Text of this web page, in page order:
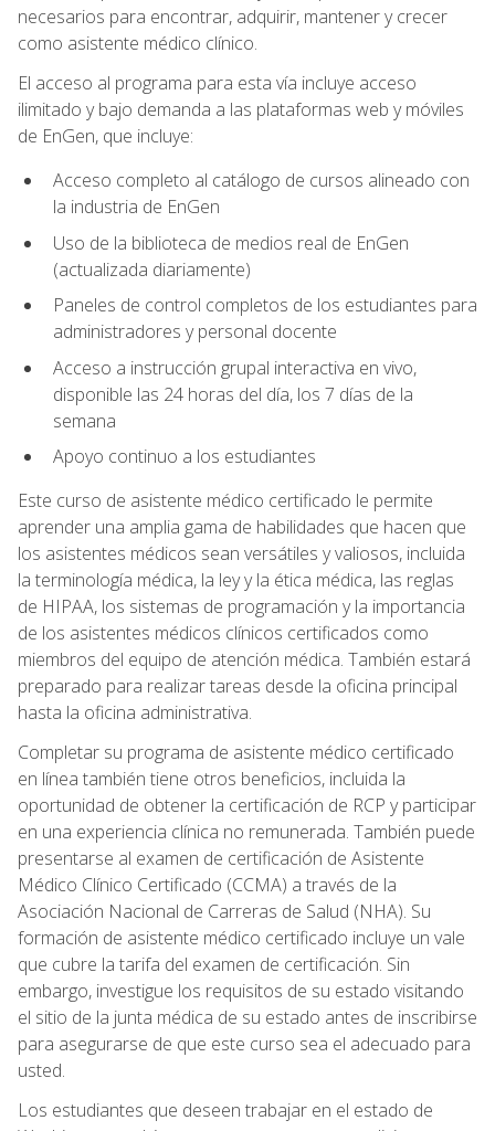
necesarios para encontrar, adquirir, mantener y crecer
como asistente médico clínico.
El acceso al programa para esta vía incluye acceso
ilimitado y bajo demanda a las plataformas web y móviles
de EnGen, que incluye:
Acceso completo al catálogo de cursos alineado con
la industria de EnGen
Uso de la biblioteca de medios real de EnGen
(actualizada diariamente)
Paneles de control completos de los estudiantes para
administradores y personal docente
Acceso a instrucción grupal interactiva en vivo,
disponible las 24 horas del día, los 7 días de la
semana
Apoyo continuo a los estudiantes
Este curso de asistente médico certificado le permite
aprender una amplia gama de habilidades que hacen que
los asistentes médicos sean versátiles y valiosos, incluida
la terminología médica, la ley y la ética médica, las reglas
de HIPAA, los sistemas de programación y la importancia
de los asistentes médicos clínicos certificados como
miembros del equipo de atención médica. También estará
preparado para realizar tareas desde la oficina principal
hasta la oficina administrativa.
Completar su programa de asistente médico certificado
en línea también tiene otros beneficios, incluida la
oportunidad de obtener la certificación de RCP y participar
en una experiencia clínica no remunerada. También puede
presentarse al examen de certificación de Asistente
Médico Clínico Certificado (CCMA) a través de la
Asociación Nacional de Carreras de Salud (NHA). Su
formación de asistente médico certificado incluye un vale
que cubre la tarifa del examen de certificación. Sin
embargo, investigue los requisitos de su estado visitando
el sitio de la junta médica de su estado antes de inscribirse
para asegurarse de que este curso sea el adecuado para
usted.
Los estudiantes que deseen trabajar en el estado de